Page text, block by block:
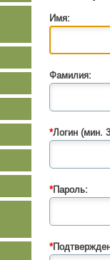
Имя:
Фамилия:
*Логин (мин.
*Пароль:
*